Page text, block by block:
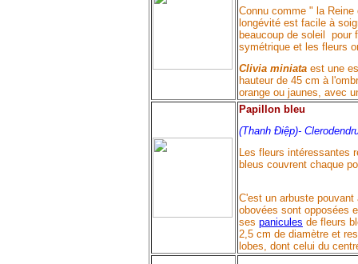
Connu comme " la
longévité est facile à
beaucoup de soleil pour
symétrique et les fleurs
Clivia miniata est une
hauteur de 45 cm à
orange ou jaunes, avec
Papillon bleu
(Thanh Điệp)-
Les fleurs intéressantes
bleus couvrent chaque
C'est un arbuste
obovées sont opposées
ses panicules de fleurs
2,5 cm de diamètre et
lobes, dont celui du